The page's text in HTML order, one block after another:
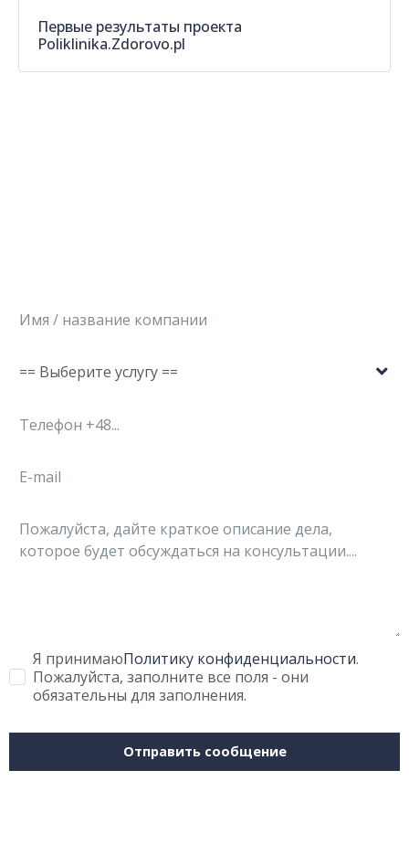
Первые результаты проекта
Poliklinika.Zdorovo.pl
Я принимаюПолитику конфиденциальности.
Пожалуйста, заполните все поля - они
обязательны для заполнения.
Отправить сообщение